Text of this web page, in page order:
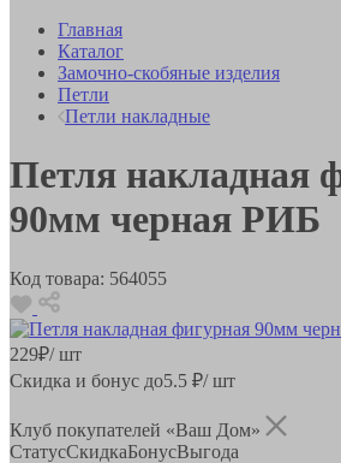
Главная
Каталог
Замочно-скобяные изделия
Петли
Петли накладные
Петля накладная
90мм черная РИБ
Код товара: 564055
229₽/ шт
Скидка и бонус до5.5 ₽/ шт
Клуб покупателей «Ваш Дом»
СтатусСкидкаБонусВыгода